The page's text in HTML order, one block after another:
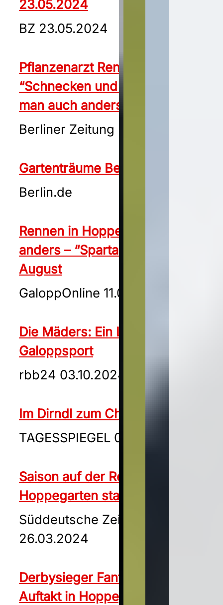
23.05.2024
BZ 23.05.2024
Pflanzenarzt René Wadas:
“Schnecken und Blattläuse kann
man auch anders bekämpfen
Berliner Zeitung 24.05.2024
Gartenträume Berlin
Berlin.de
Rennen in Hoppegarten einmal
anders – “Spartan” am 24.
August
GaloppOnline 11.06.2024
Die Mäders: Ein Leben für den
Galoppsport
rbb24 03.10.2024
Im Dirndl zum Christmas Cocktail
TAGESSPIEGEL 06.10.2024
Saison auf der Rennbahn
Hoppegarten startet
Süddeutsche Zeitung
26.03.2024
Derbysieger Fantastic Moon zum
Auftakt in Hoppegarten